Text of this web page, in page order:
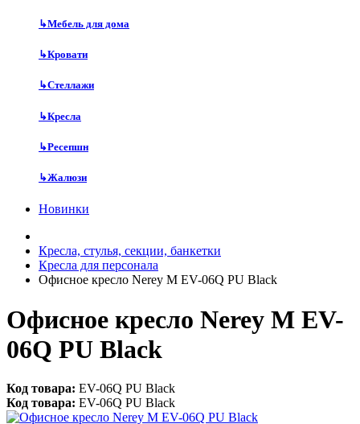
↳Мебель для дома
↳Кровати
↳Стеллажи
↳Кресла
↳Ресепшн
↳Жалюзи
Новинки
Кресла, стулья, секции, банкетки
Кресла для персонала
Офисное кресло Nerey M EV-06Q PU Black
Офисное кресло Nerey M EV-
06Q PU Black
Код товара: EV-06Q PU Black
Код товара: EV-06Q PU Black